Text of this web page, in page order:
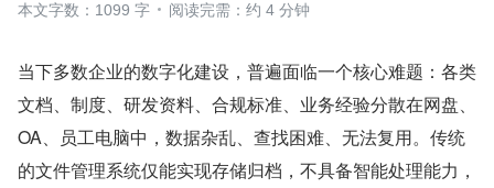
本文字数：1099 字
阅读完需：约 4 分钟
当下多数企业的数字化建设，普遍面临一个核心难题：各类
文档、制度、研发资料、合规标准、业务经验分散在网盘、
OA、员工电脑中，数据杂乱、查找困难、无法复用。传统
的文件管理系统仅能实现存储归档，不具备智能处理能力，